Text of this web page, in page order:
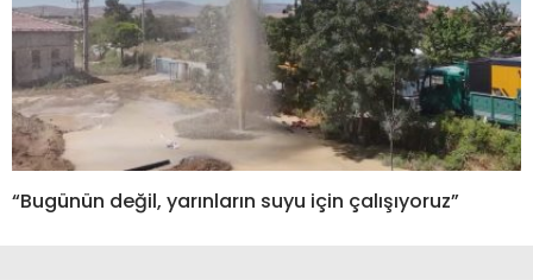
“Bugünün değil, yarınların suyu için çalışıyoruz”